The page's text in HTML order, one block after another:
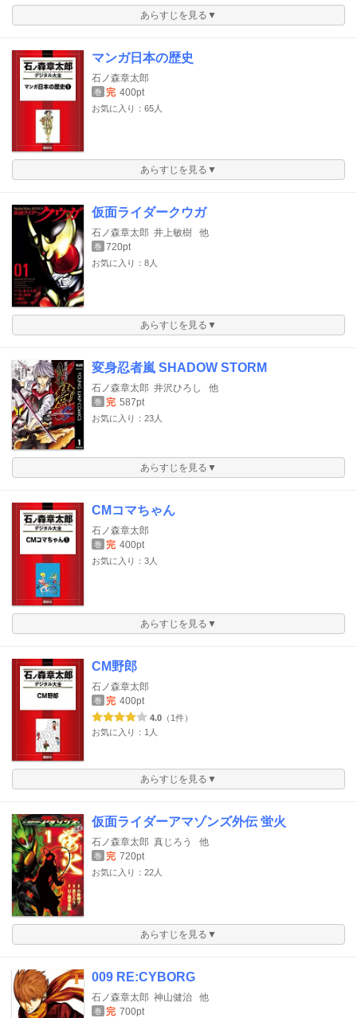
あらすじを見る▼
マンガ日本の歴史
石ノ森章太郎
巻 完 400pt
お気に入り：65人
あらすじを見る▼
仮面ライダークウガ
石ノ森章太郎 井上敏樹 他
巻 720pt
お気に入り：8人
あらすじを見る▼
変身忍者嵐 SHADOW STORM
石ノ森章太郎 井沢ひろし 他
巻 完 587pt
お気に入り：23人
あらすじを見る▼
CMコマちゃん
石ノ森章太郎
巻 完 400pt
お気に入り：3人
あらすじを見る▼
CM野郎
石ノ森章太郎
巻 完 400pt
4.0 （1件）
お気に入り：1人
あらすじを見る▼
仮面ライダーアマゾンズ外伝 蛍火
石ノ森章太郎 真じろう 他
巻 完 720pt
お気に入り：22人
あらすじを見る▼
009 RE:CYBORG
石ノ森章太郎 神山健治 他
巻 完 700pt